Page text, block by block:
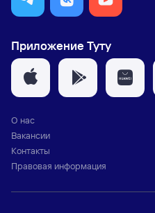
Приложение Туту
О нас
Вакансии
Контакты
Правовая информация